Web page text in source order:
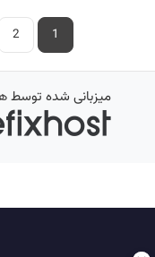
1
2
میزبانی شده توسط